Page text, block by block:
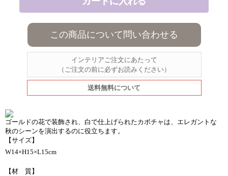
この商品について問い合わせる
インテリアご注文にあたって
（ご注文の前に必ずお読みください）
送料無料について
ゴールドの花で装飾され、白で仕上げられたカボチャは、エレガントな
秋のシーンを演出するのに役立ちます。
【サイズ】
W14×H15×L15cm
【材 質】